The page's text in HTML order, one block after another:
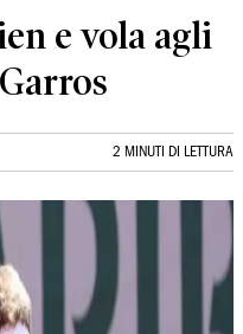
e vola agli
2 MINUTI DI LETTURA